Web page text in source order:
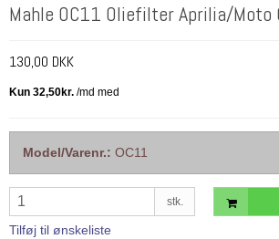
Mahle OC11 Oliefilter Aprilia/Moto
130,00 DKK
Model/Varenr.: OC11
stk.
Tilføj til ønskeliste